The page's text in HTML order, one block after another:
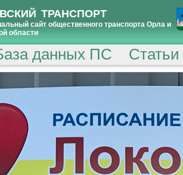
ТРАНСПОРТ
сайт общественного транспорта Орла и
области
данных ПС